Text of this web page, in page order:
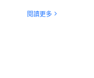
閱讀更多